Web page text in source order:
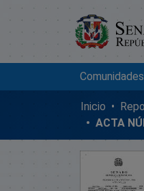
Comunidades
Inicio